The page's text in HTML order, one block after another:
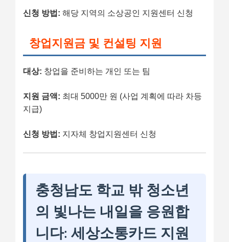
신청 방법: 해당 지역의 소상공인 지원센터 신청
창업지원금 및 컨설팅 지원
대상: 창업을 준비하는 개인 또는 팀
지원 금액: 최대 5000만 원 (사업 계획에 따라 차등
지급)
신청 방법: 지자체 창업지원센터 신청
충청남도 학교 밖 청소년
의 빛나는 내일을 응원합
니다: 세상소통카드 지원